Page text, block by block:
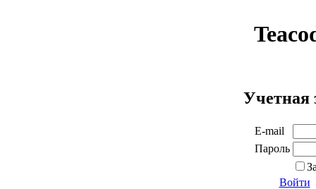
Учетная
E-mail
Пароль
Войти